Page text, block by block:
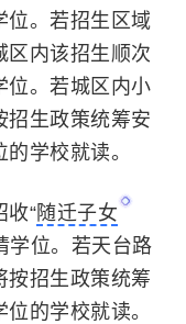
位。若招生区域
区内该招生顺次
位。若城区内小
招生政策统筹安
学校就读。
收“随迁子女
学位。若天台路
按招生政策统筹
的学校就读。